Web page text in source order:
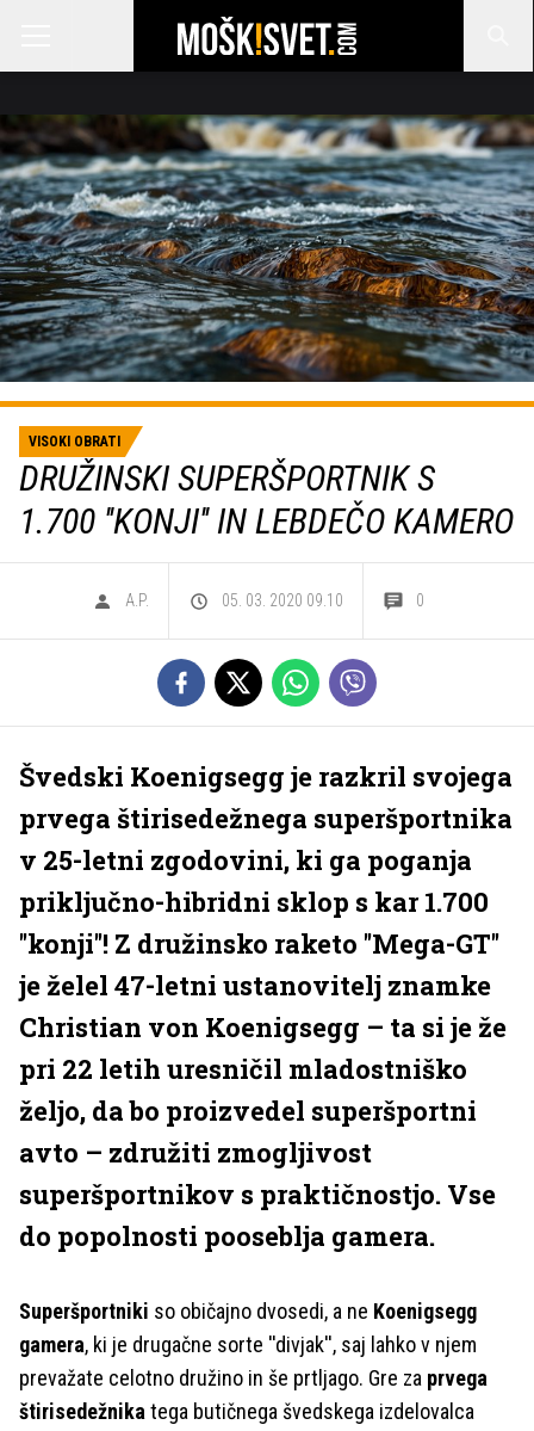
VISOKI OBRATI
DRUŽINSKI SUPERŠPORTNIK S
1.700 ''KONJI'' IN LEBDEČO KAMERO
A.P. 05. 03. 2020 09.10 0
Švedski Koenigsegg je razkril svojega
prvega štirisedežnega superšportnika
v 25-letni zgodovini, ki ga poganja
priključno-hibridni sklop s kar 1.700
''konji''! Z družinsko raketo ''Mega-GT''
je želel 47-letni ustanovitelj znamke
Christian von Koenigsegg – ta si je že
pri 22 letih uresničil mladostniško
željo, da bo proizvedel superšportni
avto – združiti zmogljivost
superšportnikov s praktičnostjo. Vse
do popolnosti pooseblja gamera.
Superšportniki so običajno dvosedi, a ne Koenigsegg
gamera, ki je drugačne sorte ''divjak'', saj lahko v njem
prevažate celotno družino in še prtljago. Gre za prvega
štirisedežnika tega butičnega švedskega izdelovalca